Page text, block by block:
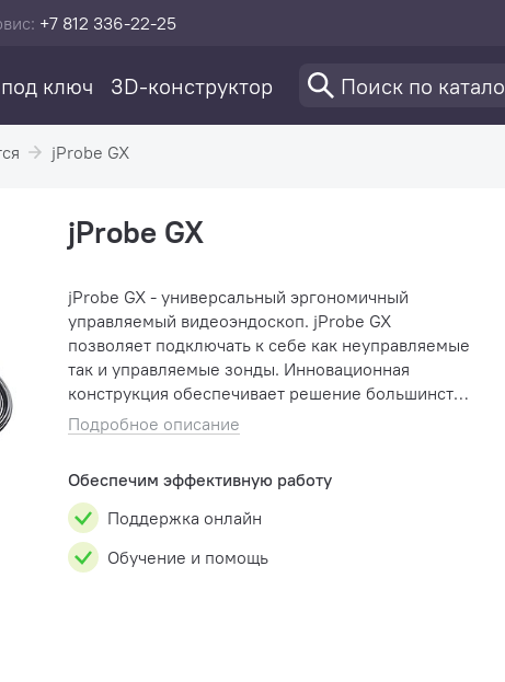
+7 812 336-22-25
ключ 3D-конструктор
jProbe GX
jProbe GX
jProbe GX - универсальный эргономичный
управляемый видеоэндоскоп. jProbe GX
позволяет подключать к себе как неуправляемые
так и управляемые зонды. Инновационная
конструкция обеспечивает решение большинства
задач дистанционного визуального контроля.
Качество и надежность...
Подробное описание
Обеспечим эффективную работу
Поддержка онлайн
Обучение и помощь